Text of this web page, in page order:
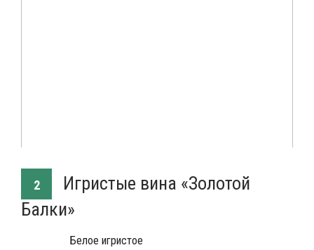
2
Игристые вина «Золотой
Балки»
Белое игристое